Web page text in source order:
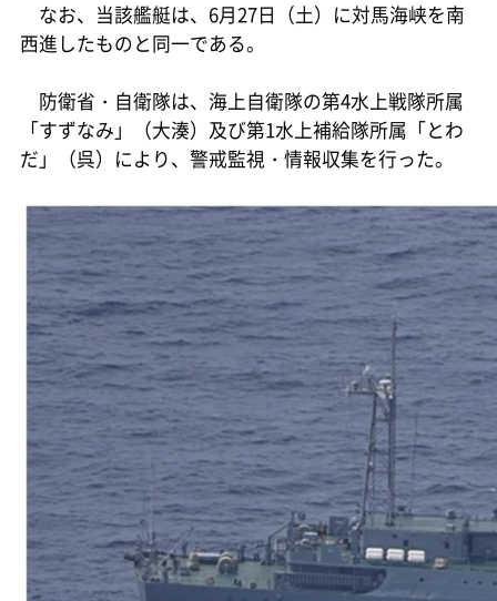
なお、当該艦艇は、6月27日（土）に対馬海峡を南
西進したものと同一である。
防衛省・自衛隊は、海上自衛隊の第4水上戦隊所属
「すずなみ」（大湊）及び第1水上補給隊所属「とわ
だ」（呉）により、警戒監視・情報収集を行った。